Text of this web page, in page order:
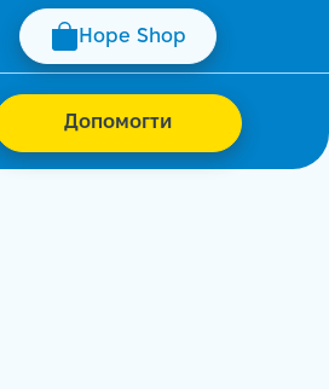
Hope Shop
Допомогти